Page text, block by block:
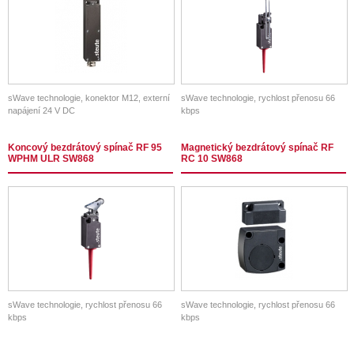
sWave technologie, konektor M12, externí
napájení 24 V DC
sWave technologie, rychlost přenosu 66
kbps
Koncový bezdrátový spínač RF 95
WPHM ULR SW868
sWave technologie, rychlost přenosu 66
kbps
Magnetický bezdrátový spínač RF
RC 10 SW868
sWave technologie, rychlost přenosu 66
kbps